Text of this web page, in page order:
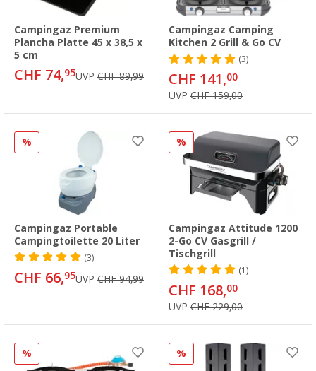
Campingaz Premium
Plancha Platte 45 x 38,5 x
5 cm
CHF 74,95UVP CHF 89,99
Campingaz Camping
Kitchen 2 Grill & Go CV
(3)
CHF 141,00
UVP CHF 159,00
%
Campingaz Portable
Campingtoilette 20 Liter
(3)
CHF 66,95UVP CHF 94,99
%
Campingaz Attitude 1200
2-Go CV Gasgrill /
Tischgrill
(1)
CHF 168,00
UVP CHF 229,00
% %